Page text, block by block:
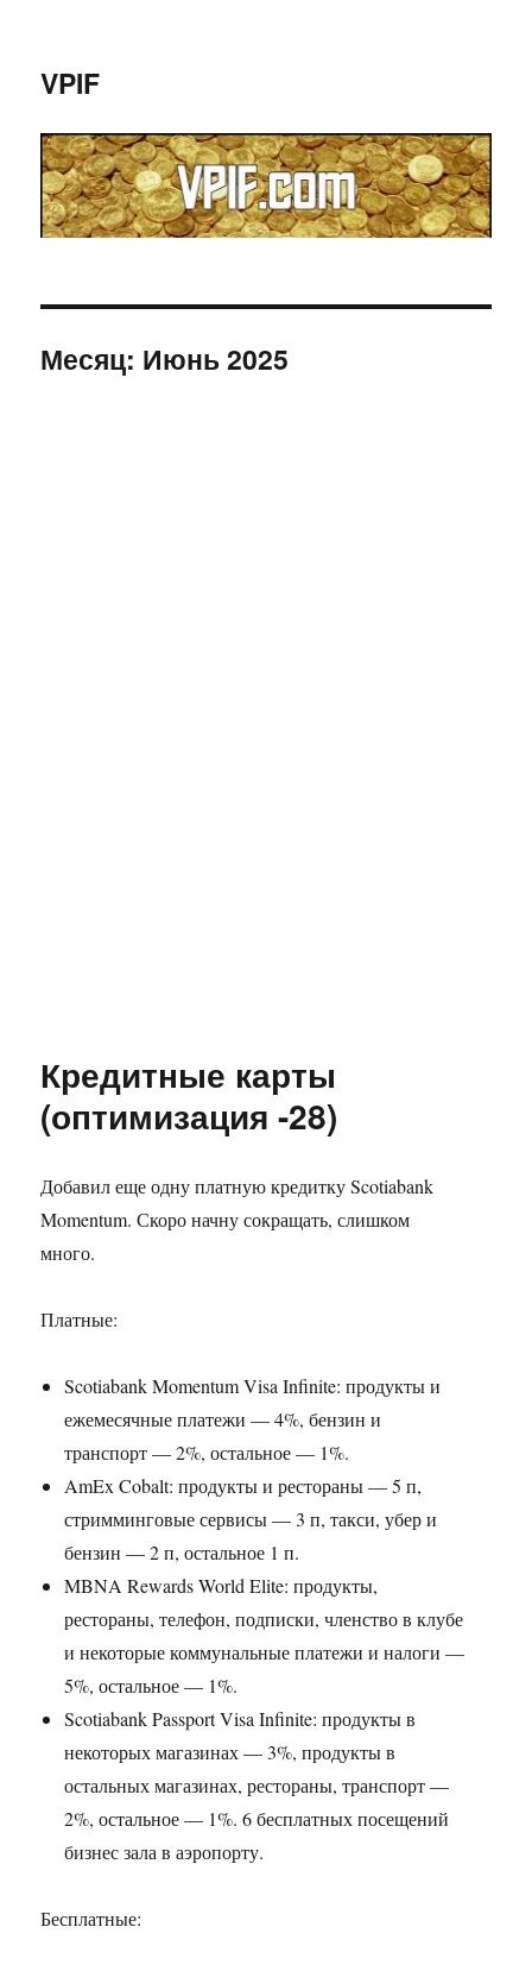
VPIF
Месяц: Июнь 2025
Кредитные карты
(оптимизация -28)
Добавил еще одну платную кредитку Scotiabank
Momentum. Скоро начну сокращать, слишком
много.
Платные:
Scotiabank Momentum Visa Infinite: продукты и
ежемесячные платежи — 4%, бензин и
транспорт — 2%, остальное — 1%.
AmEx Cobalt: продукты и рестораны — 5 п,
стримминговые сервисы — 3 п, такси, убер и
бензин — 2 п, остальное 1 п.
MBNA Rewards World Elite: продукты,
рестораны, телефон, подписки, членство в клубе
и некоторые коммунальные платежи и налоги —
5%, остальное — 1%.
Scotiabank Passport Visa Infinite: продукты в
некоторых магазинах — 3%, продукты в
остальных магазинах, рестораны, транспорт —
2%, остальное — 1%. 6 бесплатных посещений
бизнес зала в аэропорту.
Бесплатные: